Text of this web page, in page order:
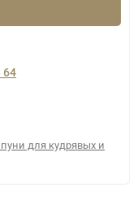
64
для кудрявых и